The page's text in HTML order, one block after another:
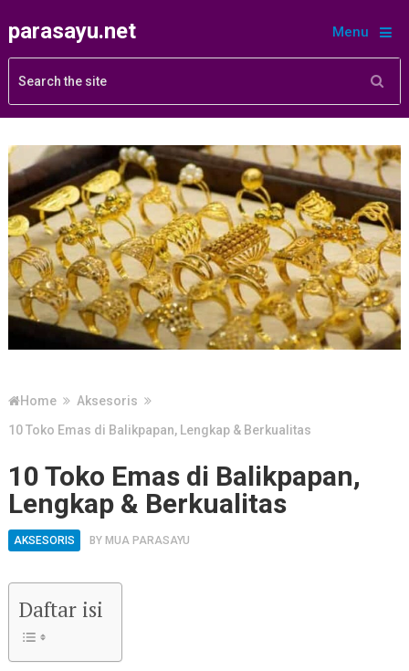
parasayu.net Menu
Home
Aksesoris
10 Toko Emas di Balikpapan, Lengkap & Berkualitas
10 Toko Emas di Balikpapan,
Lengkap & Berkualitas
AKSESORIS BY MUA PARASAYU
Daftar isi